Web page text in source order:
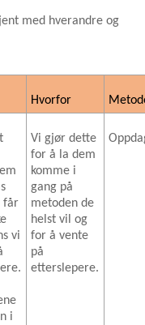
med hverandre og
Hvorfor
får
vi
i
Vi gjør dette
for å la dem
komme i
gang på
metoden de
helst vil og
for å vente
på
etterslepere.